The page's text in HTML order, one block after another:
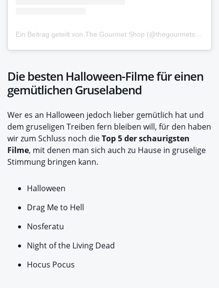
Ein Beitrag geteilt von The Gourmet Shop (@thegourmetshop5points)
Die besten Halloween-Filme für einen
gemütlichen Gruselabend
Wer es an Halloween jedoch lieber gemütlich hat und
dem gruseligen Treiben fern bleiben will, für den haben
wir zum Schluss noch dieTop 5 der schaurigsten
Filme, mit denen man sich auch zu Hause in gruselige
Stimmung bringen kann.
Halloween
Drag Me to Hell
Nosferatu
Night of the Living Dead
Hocus Pocus